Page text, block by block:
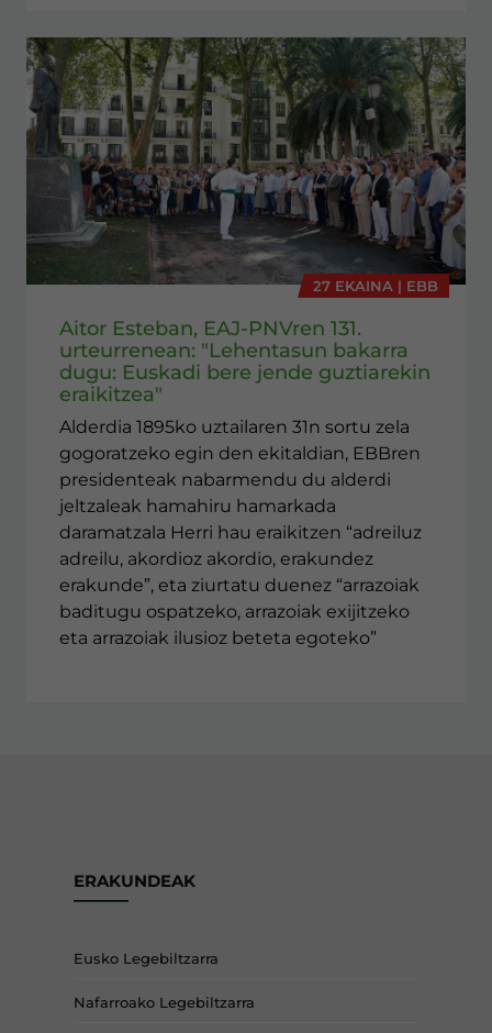
27 EKAINA | EBB
Aitor Esteban, EAJ-PNVren 131.
urteurrenean: "Lehentasun bakarra
dugu: Euskadi bere jende guztiarekin
eraikitzea"
Alderdia 1895ko uztailaren 31n sortu zela
gogoratzeko egin den ekitaldian, EBBren
presidenteak nabarmendu du alderdi
jeltzaleak hamahiru hamarkada
daramatzala Herri hau eraikitzen “adreiluz
adreilu, akordioz akordio, erakundez
erakunde”, eta ziurtatu duenez “arrazoiak
baditugu ospatzeko, arrazoiak exijitzeko
eta arrazoiak ilusioz beteta egoteko”
ERAKUNDEAK
Eusko Legebiltzarra
Nafarroako Legebiltzarra